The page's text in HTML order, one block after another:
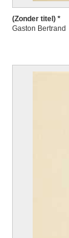
(Zonder titel) *
Gaston Bertrand